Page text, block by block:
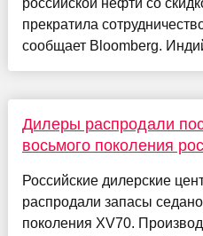
российской нефти со
прекратила
сообщает Bloomberg.
Дилеры распродали
восьмого поколения
Российские дилерские
распродали запасы
поколения XV70.